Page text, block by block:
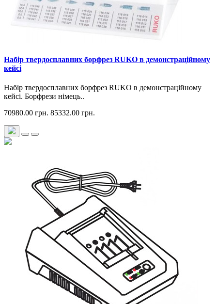
Набір твердосплавних борфрез RUKO в демонстраційному
кейсі
Набір твердосплавних борфрез RUKO в демонстраційному
кейсі. Борфрези німець..
70980.00 грн. 85332.00 грн.